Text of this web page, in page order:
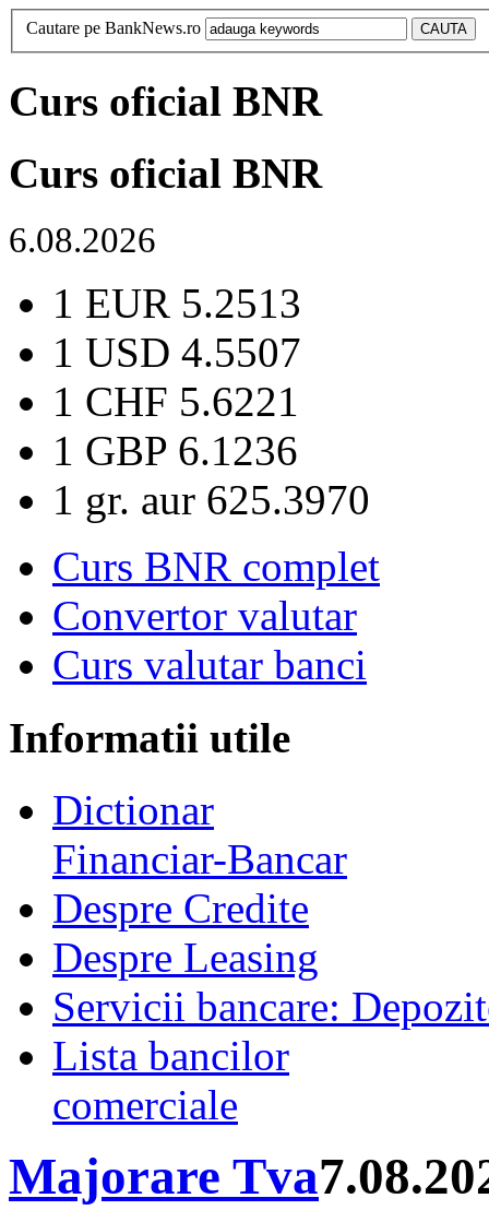
Cautare pe BankNews.ro
Curs oficial BNR
Curs oficial BNR
6.08.2026
1 EUR 5.2513
1 USD 4.5507
1 CHF 5.6221
1 GBP 6.1236
1 gr. aur 625.3970
Curs BNR complet
Convertor valutar
Curs valutar banci
Informatii utile
Dictionar
Financiar-Bancar
Despre Credite
Despre Leasing
Servicii bancare:
Lista bancilor
comerciale
Majorare Tva